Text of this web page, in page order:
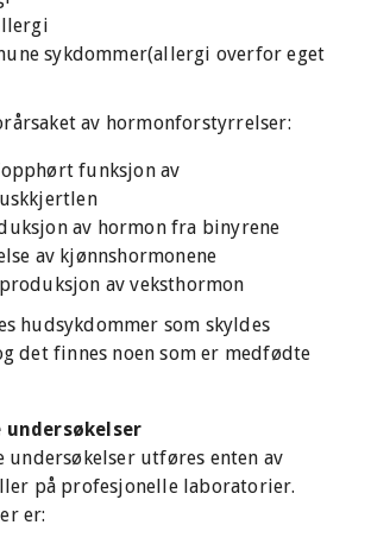
sykdommer(allergi overfor eget
av hormonforstyrrelser:
funksjon av
av hormon fra binyrene
av kjønnshormonene
av veksthormon
hudsykdommer som skyldes
det finnes noen som er medfødte
undersøkelser utføres enten av
på profesjonelle laboratorier.
er: